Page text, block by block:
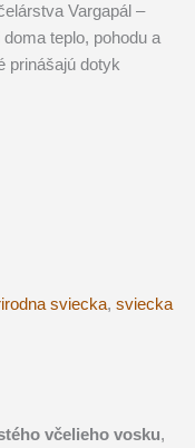
Vargapál –
teplo, pohodu a
prinášajú dotyk
sviecka, sviecka
včelieho vosku,